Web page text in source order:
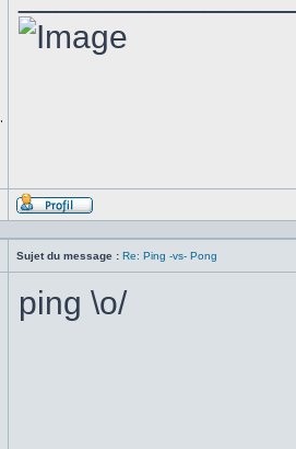
Profil
Sujet du message : Re: Ping -vs- Pong
ping \o/